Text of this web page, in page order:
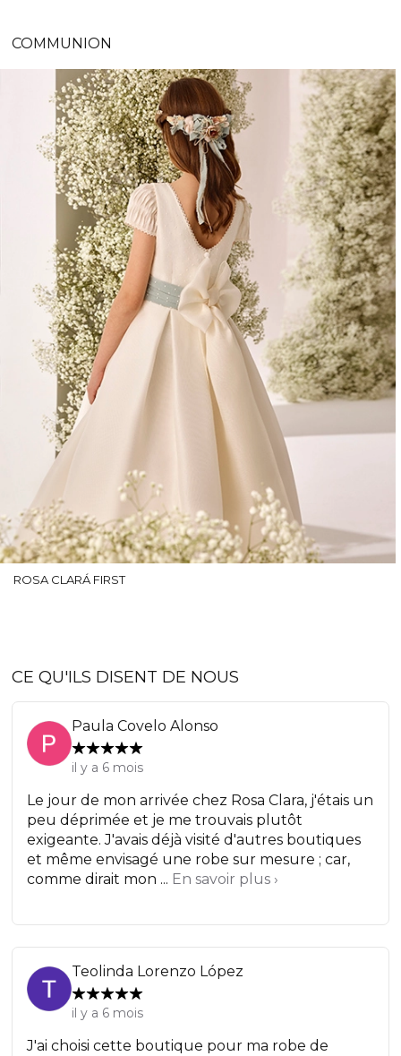
COMMUNION
ROSA CLARÁ FIRST
CE QU'ILS DISENT DE NOUS
Paula Covelo Alonso
il y a 6 mois
Le jour de mon arrivée chez Rosa Clara, j'étais un
peu déprimée et je me trouvais plutôt
exigeante. J'avais déjà visité d'autres boutiques
et même envisagé une robe sur mesure ; car,
comme dirait mon ... En savoir plus ›
Teolinda Lorenzo López
il y a 6 mois
J'ai choisi cette boutique pour ma robe de